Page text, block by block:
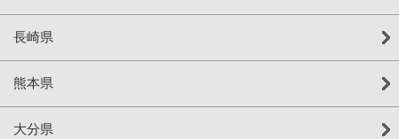
長崎県
熊本県
大分県